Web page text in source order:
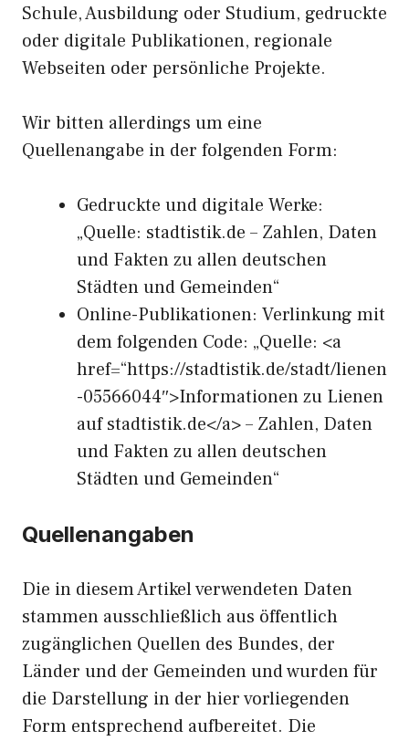
Schule, Ausbildung oder Studium, gedruckte
oder digitale Publikationen, regionale
Webseiten oder persönliche Projekte.
Wir bitten allerdings um eine
Quellenangabe in der folgenden Form:
Gedruckte und digitale Werke:
„Quelle: stadtistik.de – Zahlen, Daten
und Fakten zu allen deutschen
Städten und Gemeinden“
Online-Publikationen: Verlinkung mit
dem folgenden Code: „Quelle: <a
href=“https://stadtistik.de/stadt/lienen
-05566044″>Informationen zu Lienen
auf stadtistik.de</a> – Zahlen, Daten
und Fakten zu allen deutschen
Städten und Gemeinden“
Quellenangaben
Die in diesem Artikel verwendeten Daten
stammen ausschließlich aus öffentlich
zugänglichen Quellen des Bundes, der
Länder und der Gemeinden und wurden für
die Darstellung in der hier vorliegenden
Form entsprechend aufbereitet. Die